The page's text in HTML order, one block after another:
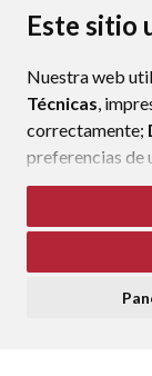
Este sitio
Nuestra web
Técnicas,
correctamente;
preferencias de
funcionamiento
Si acepta
consideramos
ninguna